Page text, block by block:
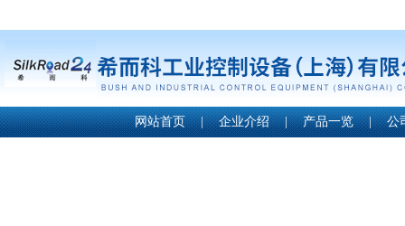
网站首页 | 企业介绍 | 产品一览 | 公